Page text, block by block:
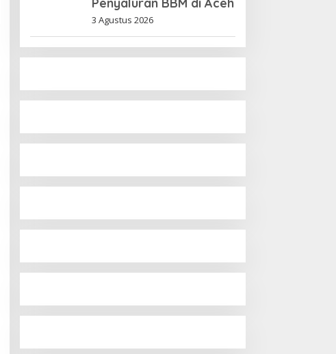
Penyaluran BBM di Aceh
3 Agustus 2026